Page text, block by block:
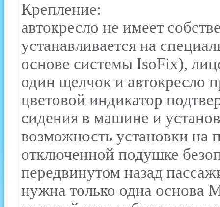
Крепление:
автокресло не имеет
устанавливается на
основе системы IsoFix),
один щелчок и автокресло
цветовой индикатор
сидения в машине и
возможность установки на
отключенной подушке
передвинутом назад
нужна только одна основа